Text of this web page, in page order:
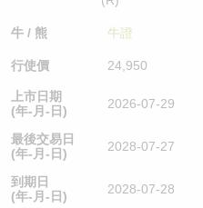
牛 / 熊 牛證
行使價 24,950
上市日期
(年-月-日)
2026-07-29
最後交易日
(年-月-日)
2028-07-27
到期日
(年-月-日)
2028-07-28